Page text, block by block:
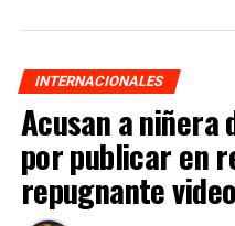
INTERNACIONALES
Acusan a niñera
por publicar en
repugnante